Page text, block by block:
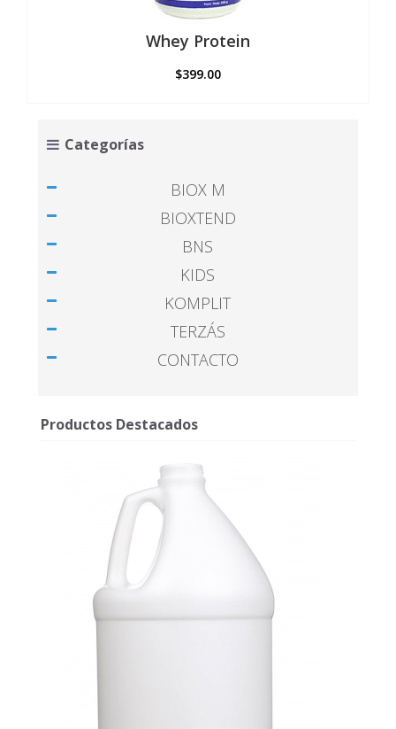
la
página
de
Whey Protein
$399.00
Las
opciones
se
elegir
la
página
de
producto
Categorías
BIOX M
BIOXTEND
BNS
KIDS
KOMPLIT
TERZÁS
CONTACTO
Productos Destacados